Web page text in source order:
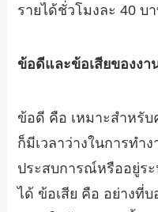
รายได้ชั่วโมงละ 40 บ
ข้อดีและข้อเสียของงา
ข้อดี คือ เหมาะสำหรั
ก็มีเวลาว่างในการทำ
ประสบการณ์หรืออยู่ร
ได้ ข้อเสีย คือ อย่างที่